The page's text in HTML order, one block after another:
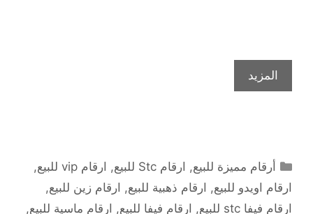
المزيد
التصنيفات
أرقام مميزة للبيع, ارقام Stc للبيع , ارقام vip للبيع
,
ارقام اويدو للبيع, ارقام ذهبية للبيع, ارقام زين للبيع,
ارقام فيفا stc للبيع
, ارقام فيفا للبيع, ارقام ماسية للبيع,